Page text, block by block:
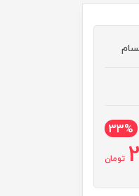
33%
تومان